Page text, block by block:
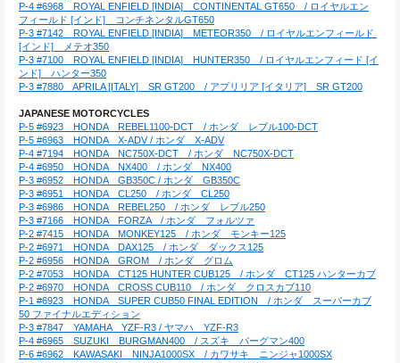
P-4 #6968　ROYAL ENFIELD [INDIA]　CONTINENTAL GT650　/ ロイヤルエン
フィールド [インド]　コンチネンタルGT650
P-3 #7142　ROYAL ENFIELD [INDIA]　METEOR350　/ ロイヤルエンフィールド
[インド]　メテオ350
P-3 #7100　ROYAL ENFIELD [INDIA]　HUNTER350　/ ロイヤルエンフィード [イ
ンド]　ハンター350
P-3 #7880　APRILA [ITALY]　SR GT200　/ アプリリア [イタリア]　SR GT200
JAPANESE MOTORCYCLES
P-5 #6923　HONDA　REBEL1100-DCT　/ ホンダ　レブル100-DCT
P-5 #6963　HONDA　X-ADV / ホンダ　X-ADV
P-4 #7194　HONDA　NC750X-DCT　/ ホンダ　NC750X-DCT
P-4 #6950　HONDA　NX400　/ ホンダ　NX400
P-3 #6952　HONDA　GB350C / ホンダ　GB350C
P-3 #6951　HONDA　CL250　/ ホンダ　CL250
P-3 #6986　HONDA　REBEL250　/ ホンダ　レブル250
P-3 #7166　HONDA　FORZA　/ ホンダ　フォルツァ
P-2 #7415　HONDA　MONKEY125　/ ホンダ　モンキー125
P-2 #6971　HONDA　DAX125　/ ホンダ　ダックス125
P-2 #6956　HONDA　GROM　/ ホンダ　グロム
P-2 #7053　HONDA　CT125 HUNTER CUB125　/ ホンダ　CT125 ハンターカブ
P-2 #6970　HONDA　CROSS CUB110　/ ホンダ　クロスカブ110
P-1 #6923　HONDA　SUPER CUB50 FINAL EDITION　/ ホンダ　スーパーカブ
50 ファイナルエディション
P-3 #7847　YAMAHA　YZF-R3 / ヤマハ　YZF-R3
P-4 #6965　SUZUKI　BURGMAN400　/ スズキ　バーグマン400
P-6 #6962　KAWASAKI　NINJA1000SX　/ カワサキ　ニンジャ1000SX